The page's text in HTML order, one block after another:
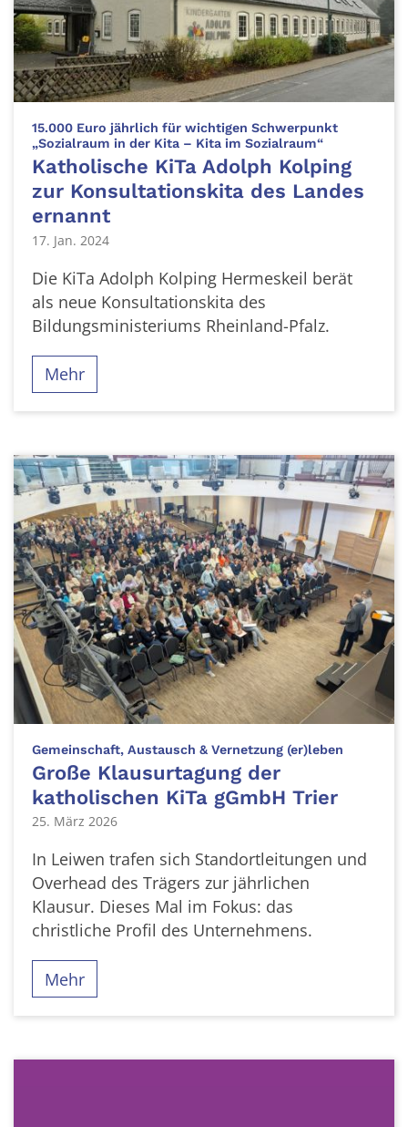
15.000 Euro jährlich für wichtigen Schwerpunkt
„Sozialraum in der Kita – Kita im Sozialraum“:
Katholische KiTa Adolph Kolping
zur Konsultationskita des Landes
ernannt
17. Jan. 2024
Die KiTa Adolph Kolping Hermeskeil berät
als neue Konsultationskita des
Bildungsministeriums Rheinland-Pfalz.
Mehr
Gemeinschaft, Austausch & Vernetzung (er)leben
Große Klausurtagung der
katholischen KiTa gGmbH Trier
25. März 2026
In Leiwen trafen sich Standortleitungen und
Overhead des Trägers zur jährlichen
Klausur. Dieses Mal im Fokus: das
christliche Profil des Unternehmens.
Mehr